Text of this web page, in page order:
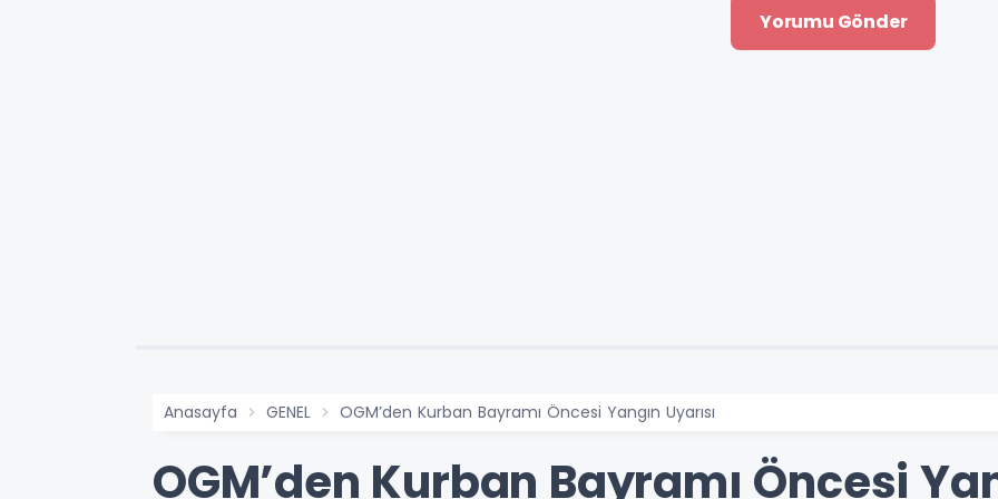
Anasayfa GENEL OGM’den Kurban Bayramı Öncesi Yangın Uyarısı
OGM’den Kurban Bayramı Öncesi